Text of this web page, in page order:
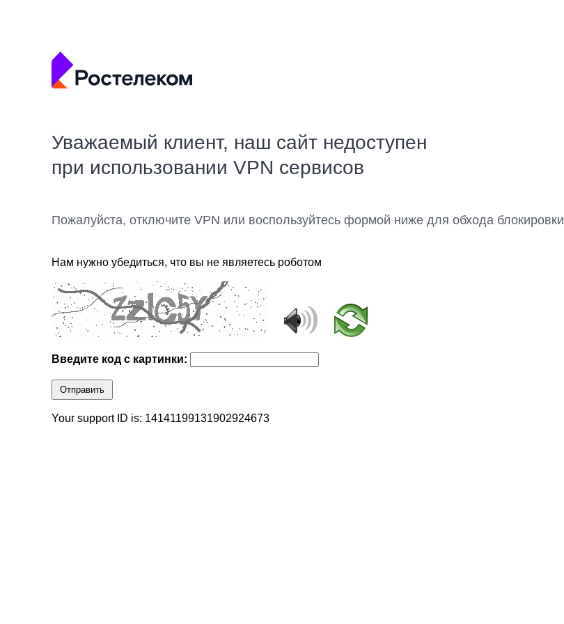
Уважаемый клиент, наш сайт недоступен
при использовании VPN сервисов
Пожалуйста, отключите VPN или воспользуйтесь формой ниже для обхода блокировки
Нам нужно убедиться, что вы не являетесь роботом
Введите код с картинки:
Отправить
Your support ID is: 14141199131902924673